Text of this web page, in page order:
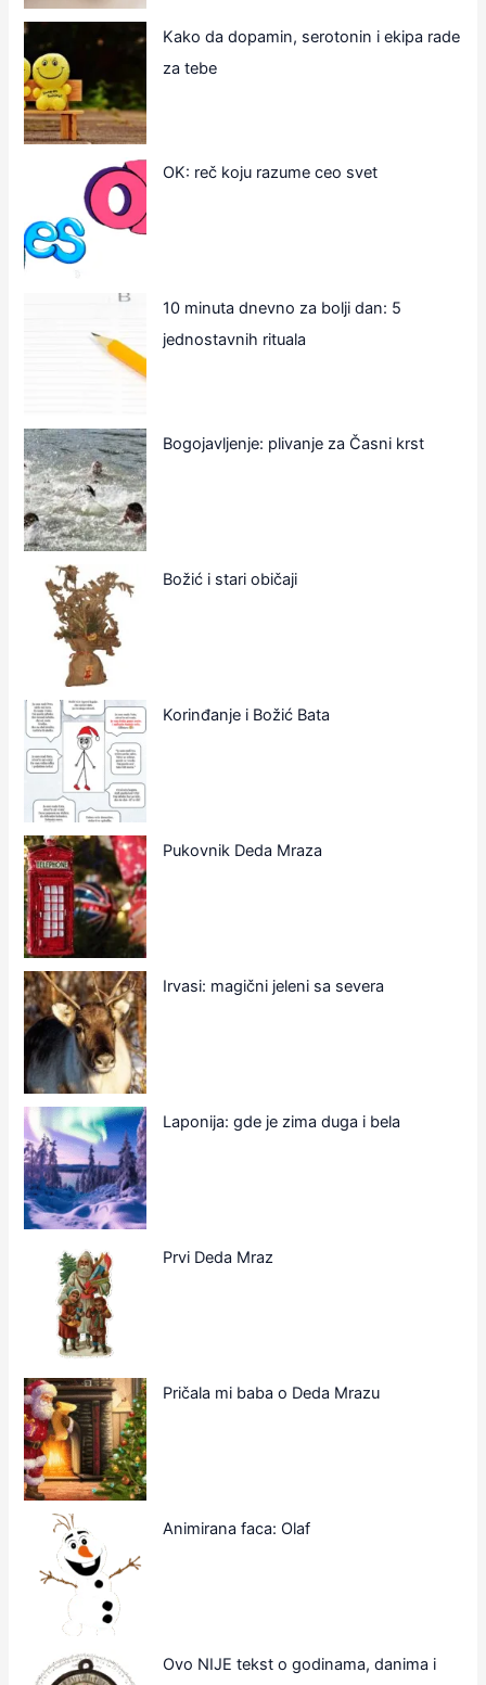
Kako da dopamin, serotonin i ekipa rade
za tebe
OK: reč koju razume ceo svet
10 minuta dnevno za bolji dan: 5
jednostavnih rituala
Bogojavljenje: plivanje za Časni krst
Božić i stari običaji
Korinđanje i Božić Bata
Pukovnik Deda Mraza
Irvasi: magični jeleni sa severa
Laponija: gde je zima duga i bela
Prvi Deda Mraz
Pričala mi baba o Deda Mrazu
Animirana faca: Olaf
Ovo NIJE tekst o godinama, danima i